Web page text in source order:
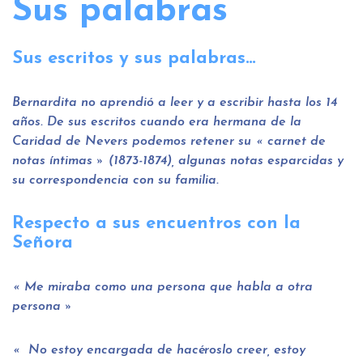
Sus palabras
Sus escritos y sus palabras…
Bernardita no aprendió a leer y a escribir hasta los 14
años. De sus escritos cuando era hermana de la
Caridad de Nevers podemos retener su « carnet de
notas íntimas » (1873-1874), algunas notas esparcidas y
su correspondencia con su familia.
Respecto a sus encuentros con la
Señora
Me miraba como una persona que habla a otra
persona
No estoy encargada de hacéroslo creer, estoy